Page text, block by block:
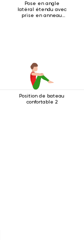
Pose en angle
latéral étendu avec
prise en anneau
Position de bateau
confortable 2